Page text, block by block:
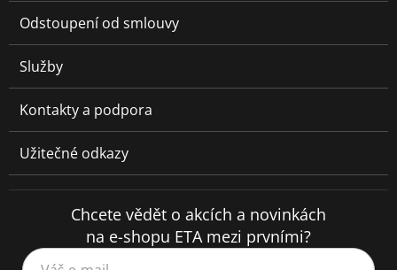
Odstoupení od smlouvy
Služby
Kontakty a podpora
Užitečné odkazy
Chcete vědět o akcích a novinkách
na e-shopu ETA mezi prvními?
Váš e-mail